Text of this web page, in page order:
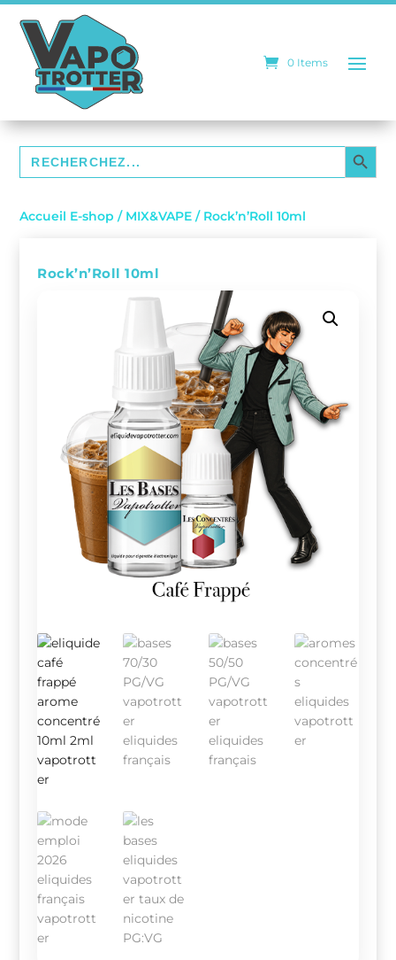
0 Items
Search
for:
SEARCH
Accueil E-shop / MIX&VAPE / Rock’n’Roll 10ml
Rock’n’Roll 10ml